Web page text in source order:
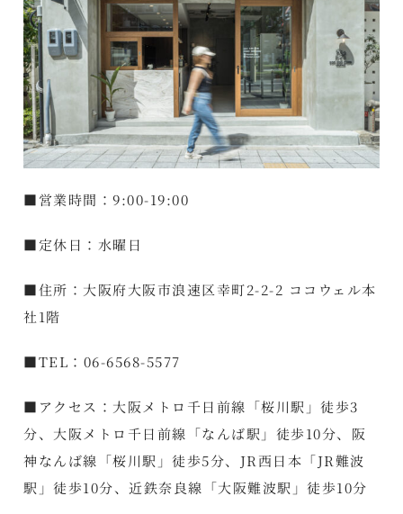
■営業時間：9:00-19:00
■定休日：水曜日
■住所：大阪府大阪市浪速区幸町2-2-2 ココウェル本
社1階
■TEL：06-6568-5577
■アクセス：大阪メトロ千日前線「桜川駅」徒歩3
分、大阪メトロ千日前線「なんば駅」徒歩10分、阪
神なんば線「桜川駅」徒歩5分、JR西日本「JR難波
駅」徒歩10分、近鉄奈良線「大阪難波駅」徒歩10分